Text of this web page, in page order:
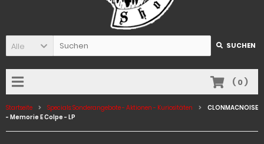
Alle SUCHEN
( 0)
Startseite Specials: Sonderangebote - Aktionen - Kuriositäten
CLONMACNOISE
- Memorie E Colpe - LP